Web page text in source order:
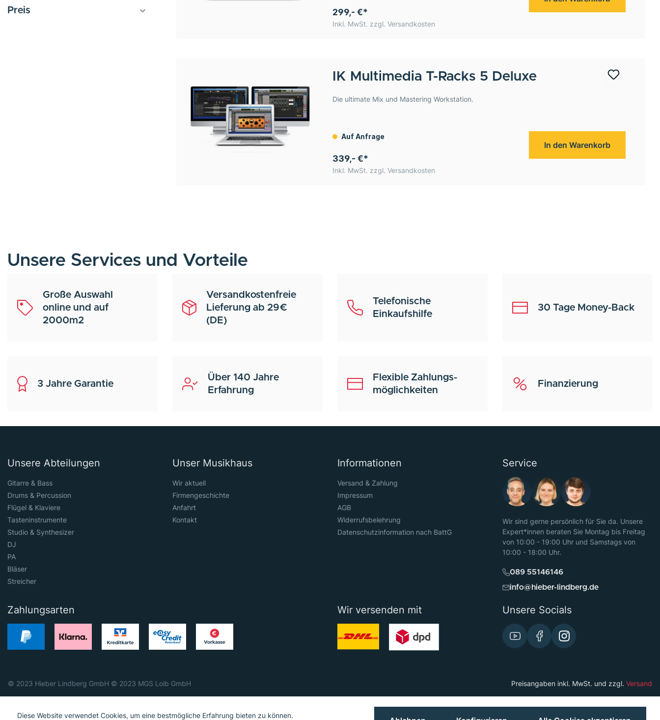
Preis 299,- €*
Inkl. MwSt. zzgl. Versandkosten
IK Multimedia T-Racks 5 Deluxe
Die ultimate Mix und Mastering Workstation.
Auf Anfrage
339,- €*
Inkl. MwSt. zzgl. Versandkosten
In den Warenkorb
Unsere Services und Vorteile
Große Auswahl
online und auf
2000m2
Versandkostenfreie
Lieferung ab 29€
(DE)
Telefonische
Einkaufshilfe
30 Tage Money-Back
3 Jahre Garantie
Über 140 Jahre
Erfahrung
Flexible Zahlungs-
möglichkeiten
Finanzierung
Unsere Abteilungen
Gitarre & Bass
Drums & Percussion
Flügel & Klaviere
Tasteninstrumente
Studio & Synthesizer
DJ
PA
Bläser
Streicher
Unser Musikhaus
Wir aktuell
Firmengeschichte
Anfahrt
Kontakt
Informationen
Versand & Zahlung
Impressum
AGB
Widerrufsbelehrung
Datenschutzinformation nach BattG
Service
Wir sind gerne persönlich für Sie da. Unsere
Expert*innen beraten Sie Montag bis Freitag
von 10:00 - 19:00 Uhr und Samstags von
10:00 - 18:00 Uhr.
089 55146146
info@hieber-lindberg.de
Zahlungsarten Wir versenden mit Unsere Socials
© 2023 Hieber Lindberg GmbH © 2023 MGS Loib GmbH Preisangaben inkl. MwSt. und zzgl. Versand
Diese Website verwendet Cookies, um eine bestmögliche Erfahrung bieten zu können.